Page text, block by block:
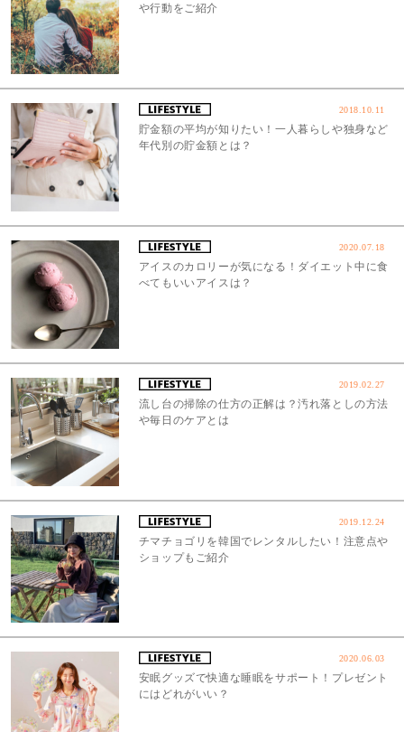
や行動をご紹介
2018.10.11
貯金額の平均が知りたい！一人暮らしや独身など
年代別の貯金額とは？
2020.07.18
アイスのカロリーが気になる！ダイエット中に食
べてもいいアイスは？
2019.02.27
流し台の掃除の仕方の正解は？汚れ落としの方法
や毎日のケアとは
2019.12.24
チマチョゴリを韓国でレンタルしたい！注意点や
ショップもご紹介
2020.06.03
安眠グッズで快適な睡眠をサポート！プレゼント
にはどれがいい？